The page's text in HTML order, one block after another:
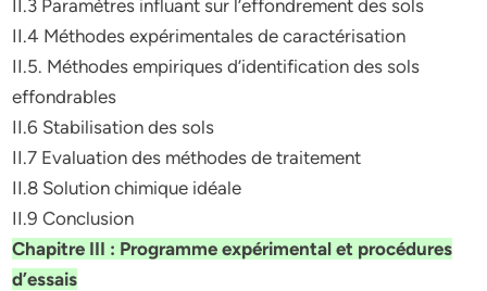
II.3 Paramètres influant sur l’effondrement des sols
II.4 Méthodes expérimentales de caractérisation
II.5. Méthodes empiriques d’identification des sols
effondrables
II.6 Stabilisation des sols
II.7 Evaluation des méthodes de traitement
II.8 Solution chimique idéale
II.9 Conclusion
Chapitre III : Programme expérimental et procédures
d’essais